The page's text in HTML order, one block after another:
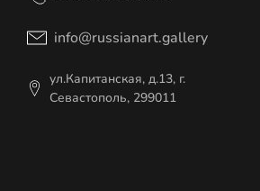
info@russianart.gallery
ул.Капитанская, д.13, г.
Севастополь, 299011